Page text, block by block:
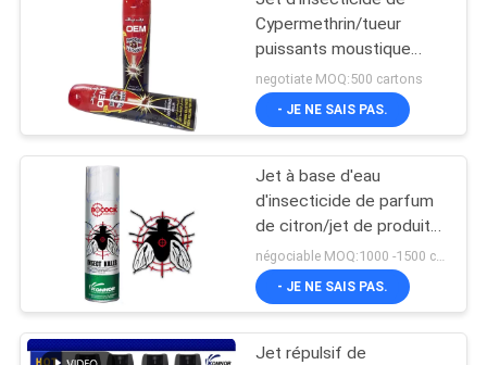
COMPANY
PLAN
DU
PRIVACY
POLICY
Cypermethrin/tueur
puissants moustique
d'aérosol
negotiate MOQ:500 cartons
- JE NE SAIS PAS.
Jet à base d'eau
d'insecticide de parfum
de citron/jet de produit
répulsif moustique de
ménage
- JE NE SAIS PAS.
Jet répulsif de